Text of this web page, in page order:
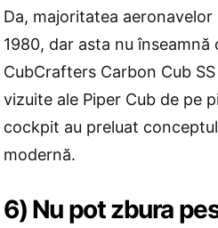
Da, majoritatea
1980, dar asta nu
CubCrafters Carbon Cub
vizuite ale Piper Cub de pe
cockpit au preluat
modernă.
6) Nu pot zbura